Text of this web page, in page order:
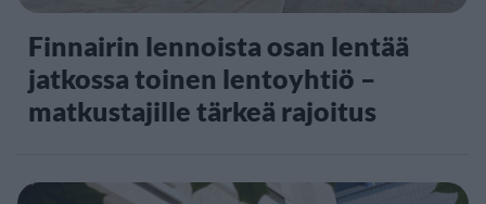
Finnairin lennoista osan lentää
jatkossa toinen lentoyhtiö –
matkustajille tärkeä rajoitus